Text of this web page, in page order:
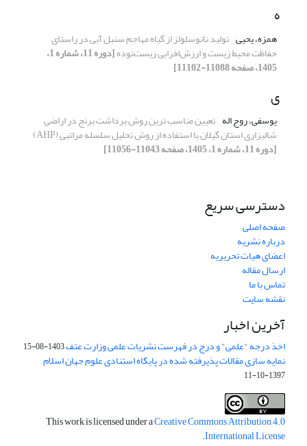
ه
همزه، یحیی تولید نانوسلولز از گیاه مهاجم سنبل آبی در راستای
حفاظت محیط زیست و ارزش‌افزایی زیست‌توده [دوره 11، شماره 1،
1405، صفحه 11088-11102]
ی
یوسفی، روح اله تعیین مناسب ترین روش برداشت برنج در اراضی
شالیزاری استان گیلان با استفاده از روش تحلیل سلسله مراتبی (AHP)
[دوره 11، شماره 1، 1405، صفحه 11043-11056]
دسترسی سریع
صفحه اصلی
درباره نشریه
اعضای هیات تحریریه
ارسال مقاله
تماس با ما
نقشه سایت
آخرین اخبار
اخذ درجه "علمی" و درج در فهرست نشریات علمی وزارت عتف1403-08-15
نمایه سازی مقالات پذیرفته شده در پایگاه استنادی علوم جهان اسلام
1397-10-11
This work is licensed under aCreative Commons Attribution 4.0
International License
.